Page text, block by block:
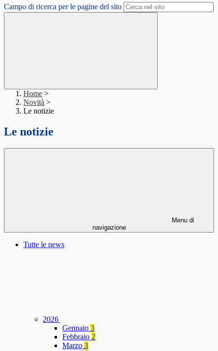
Campo di ricerca per le pagine del sito
Home >
Novità >
Le notizie
Le notizie
Menu di
navigazione
Tutte le news
2026
Gennaio 3
Febbraio 2
Marzo 3